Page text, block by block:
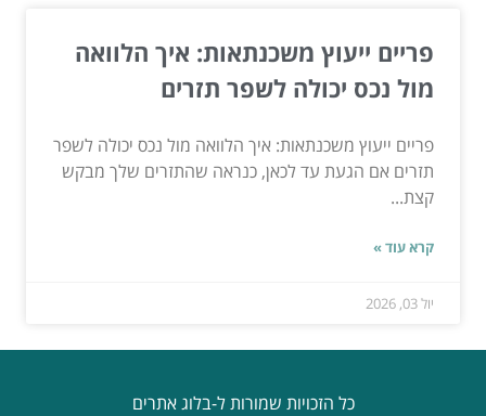
פריים ייעוץ משכנתאות: איך הלוואה
מול נכס יכולה לשפר תזרים
פריים ייעוץ משכנתאות: איך הלוואה מול נכס יכולה לשפר
תזרים אם הגעת עד לכאן, כנראה שהתזרים שלך מבקש
קצת...
קרא עוד »
יול 03, 2026
כל הזכויות שמורות ל-בלוג אתרים